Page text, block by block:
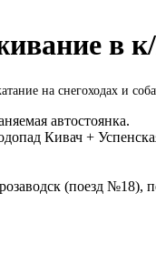
в
на снегоходах и
автостоянка.
Кивач +
(поезд